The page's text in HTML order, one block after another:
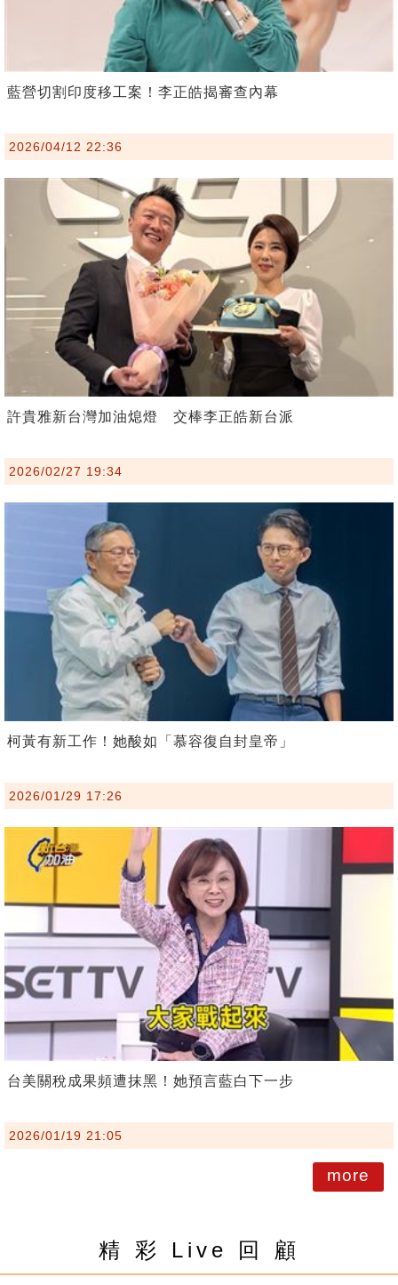
藍營切割印度移工案！李正皓揭審查內幕
2026/04/12 22:36
許貴雅新台灣加油熄燈 交棒李正皓新台派
2026/02/27 19:34
柯黃有新工作！她酸如「慕容復自封皇帝」
2026/01/29 17:26
台美關稅成果頻遭抹黑！她預言藍白下一步
2026/01/19 21:05
more
精 彩 Live 回 顧